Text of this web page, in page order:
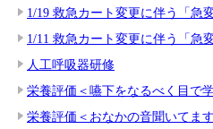
1/19 救急カート変更に伴う「急
1/11 救急カート変更に伴う「急
人工呼吸器研修
栄養評価＜嚥下をなるべく目で
栄養評価＜おなかの音聞いてま